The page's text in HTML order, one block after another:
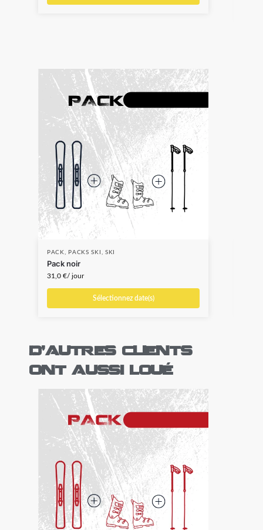
PACK PACKS SKI SKI
Pack noir
31,0 €/ jour
Sélectionnez date(s)
D'autres clients
ont aussi loué